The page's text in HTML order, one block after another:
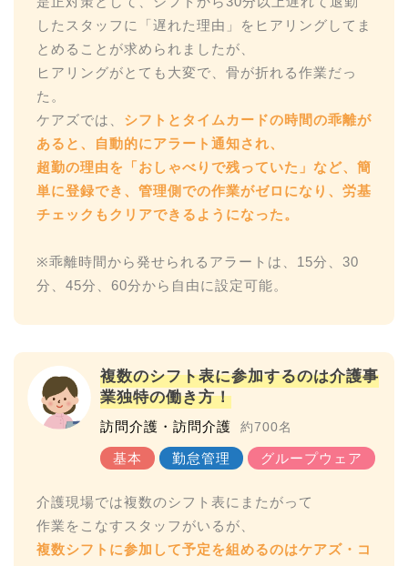
したスタッフに「遅れた理由」をヒアリングしてま
とめることが求められましたが、
ヒアリングがとても大変で、骨が折れる作業だっ
た。
ケアズでは、 シフトとタイムカードの時間の乖離が
あると、自動的にアラート通知され、
超勤の理由を「おしゃべりで残っていた」など、簡
単に登録でき、管理側での作業がゼロになり、労基
チェックもクリアできるようになった。
※乖離時間から発せられるアラートは、15分、30
複数のシフト表に参加するのは介護事
業独特の働き方！
訪問介護・訪問介護 約700名
介護現場では複数のシフト表にまたがって
複数シフトに参加して予定を組めるのはケアズ・コ